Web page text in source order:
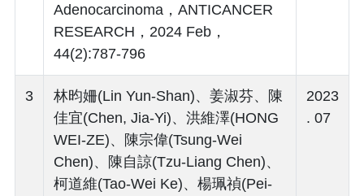
Adenocarcinoma，ANTICANCER
RESEARCH，2024 Feb，
44(2):787-796
3
林昀姍(Lin Yun-Shan)、姜淑芬、陳
佳宜(Chen, Jia-Yi)、洪維澤(HONG
WEI-ZE)、陳宗偉(Tsung-Wei
Chen)、陳自諒(Tzu-Liang Chen)、
柯道維(Tao-Wei Ke)、楊珮禎(Pei-
2023
. 07